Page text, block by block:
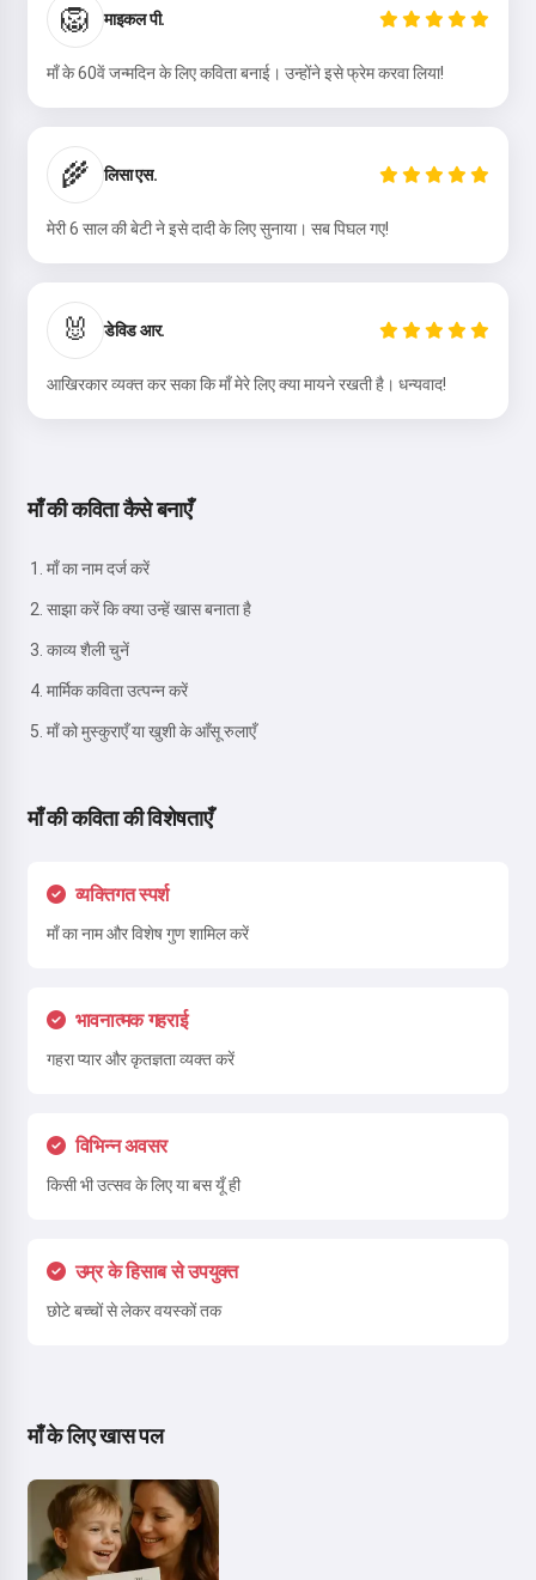
🦁 माइकल पी.
माँ के 60वें जन्मदिन के लिए कविता बनाई। उन्होंने इसे फ्रेम करवा लिया!
🌾 लिसा एस.
मेरी 6 साल की बेटी ने इसे दादी के लिए सुनाया। सब पिघल गए!
🐰 डेविड आर.
आखिरकार व्यक्त कर सका कि माँ मेरे लिए क्या मायने रखती है। धन्यवाद!
माँ की कविता कैसे बनाएँ
माँ का नाम दर्ज करें
साझा करें कि क्या उन्हें खास बनाता है
काव्य शैली चुनें
मार्मिक कविता उत्पन्न करें
माँ को मुस्कुराएँ या खुशी के आँसू रुलाएँ
माँ की कविता की विशेषताएँ
व्यक्तिगत स्पर्श
माँ का नाम और विशेष गुण शामिल करें
भावनात्मक गहराई
गहरा प्यार और कृतज्ञता व्यक्त करें
विभिन्न अवसर
किसी भी उत्सव के लिए या बस यूँ ही
उम्र के हिसाब से उपयुक्त
छोटे बच्चों से लेकर वयस्कों तक
माँ के लिए खास पल